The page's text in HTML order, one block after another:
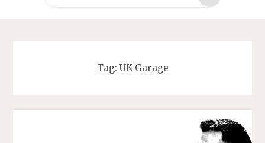
Tag: UK Garage